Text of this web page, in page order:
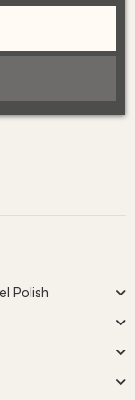
Polish